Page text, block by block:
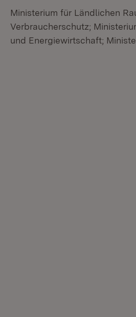
Ministerium für Ländlichen
Verbraucherschutz;
und Energiewirtschaft;